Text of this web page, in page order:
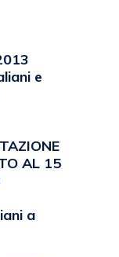
e
AL 15
a